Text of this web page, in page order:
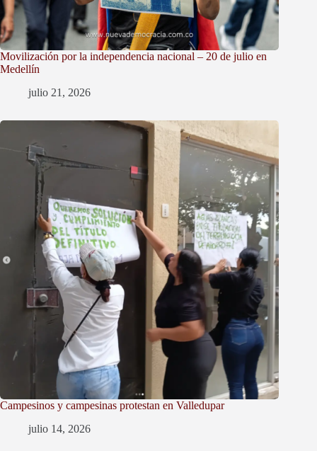
Movilización por la independencia nacional – 20 de julio en
Medellín
julio 21, 2026
Campesinos y campesinas protestan en Valledupar
julio 14, 2026